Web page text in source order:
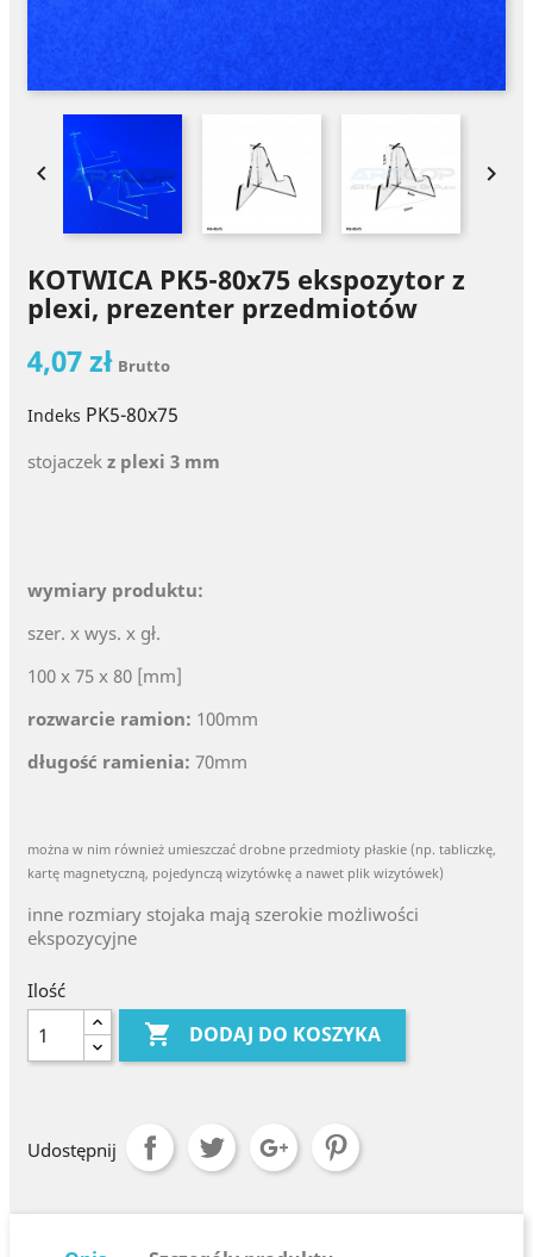
 
KOTWICA PK5-80x75 ekspozytor z
plexi, prezenter przedmiotów
4,07 zł Brutto
Indeks PK5-80x75
stojaczek z plexi 3 mm
wymiary produktu:
szer. x wys. x gł.
100 x 75 x 80 [mm]
rozwarcie ramion: 100mm
długość ramienia: 70mm
można w nim również umieszczać drobne przedmioty płaskie (np. tabliczkę,
kartę magnetyczną, pojedynczą wizytówkę a nawet plik wizytówek)
inne rozmiary stojaka mają szerokie możliwości
ekspozycyjne
Ilość
 DODAJ DO KOSZYKA
Udostępnij